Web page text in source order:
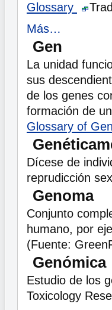
Glossary
Más…
Gen
La unidad
sus
de los genes
formación de
Glossary of
Dícese de
reprudicción
Genoma
Conjunto
humano, por
(Fuente:
Genómica
Estudio de los
Toxicology